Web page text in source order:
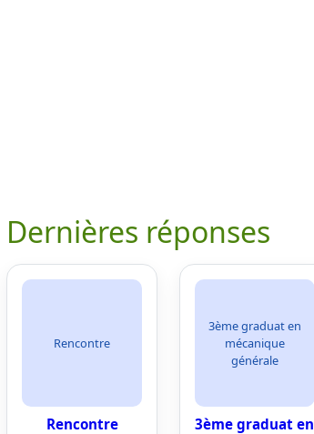
Dernières réponses
Rencontre
Rencontre
3ème graduat en
mécanique
générale
3ème graduat en